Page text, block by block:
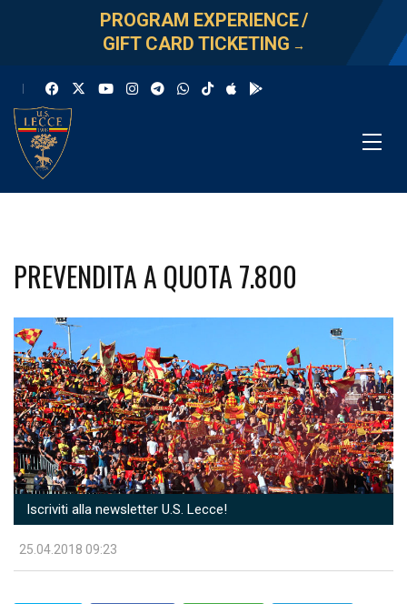
PROGRAM EXPERIENCE/
GIFT CARD TICKETING →
PREVENDITA A QUOTA 7.800
Iscriviti alla newsletter U.S. Lecce!
25.04.2018 09:23